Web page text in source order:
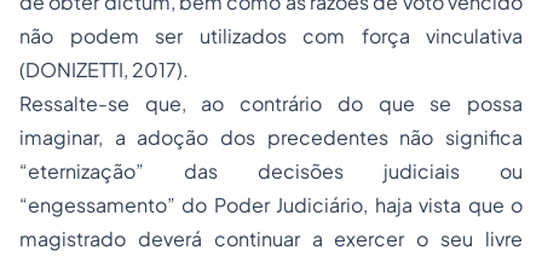
não podem ser utilizados com força vinculativa
(DONIZETTI, 2017).
Ressalte-se que, ao contrário do que se possa
imaginar, a adoção dos precedentes não significa
“eternização” das decisões judiciais ou
“engessamento” do Poder Judiciário, haja vista que o
magistrado deverá continuar a exercer o seu livre